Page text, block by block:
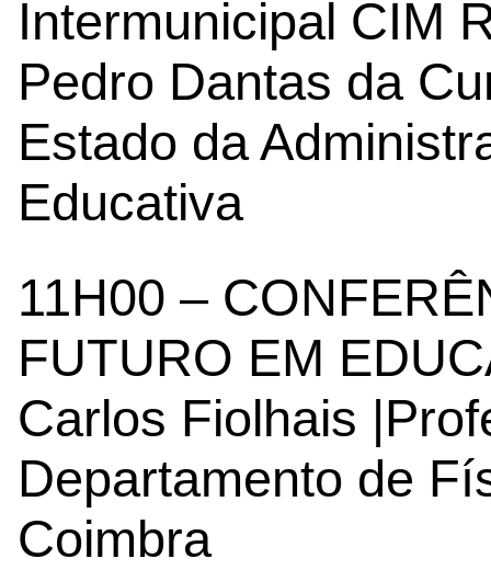
Intermunicipal CIM
Pedro Dantas da
Estado da
Educativa
11H00 –
FUTURO EM
Carlos Fiolhais
Departamento de
Coimbra